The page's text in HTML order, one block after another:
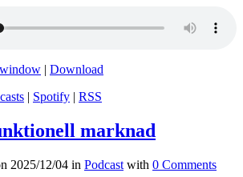
| Download
| Spotify | RSS
marknad
2025/12/04 in Podcast with 0 Comments